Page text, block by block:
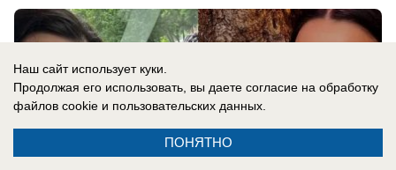
Наш сайт использует куки.
Продолжая его использовать, вы даете согласие на обработку
файлов cookie и пользовательских данных.
ПОНЯТНО